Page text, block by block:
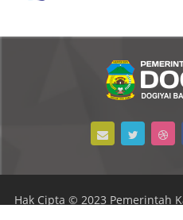
Hak Cipta © 2023 Pemerintah